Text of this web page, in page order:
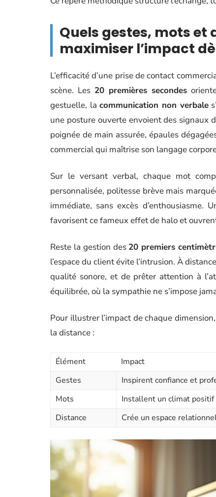
Quels gestes, mots
maximiser l’impact
L’efficacité d’une prise de contact
scène. Les 20 premières secondes
gestuelle, lacommunication non verbale
une posture ouverte envoient des signaux
poignée de main assurée, épaules
commercial qui maîtrise son langage
Sur le versant verbal, chaque mot
personnalisée, politesse brève mais
immédiate, sans excès
favorisent ce fameux effet de halo et
Reste la gestion des 20 premiers
l’espace du client évite l’intrusion. À
qualité sonore, et de prêter attention à
équilibrée, où la sympathie ne s’impose
Pour illustrer l’impact de chaque
la distance :
Élément
Impact
Gestes
Inspirent confiance et
Mots
Installent un climat positif
Distance
Crée un espace